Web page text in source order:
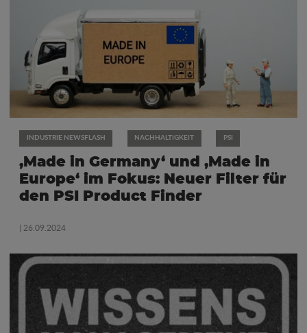
INDUSTRIE NEWSFLASH NACHHALTIGKEIT PSI
‚Made in Germany‘ und ‚Made in
Europe‘ im Fokus: Neuer Filter für
den PSI Product Finder
| 26.09.2024